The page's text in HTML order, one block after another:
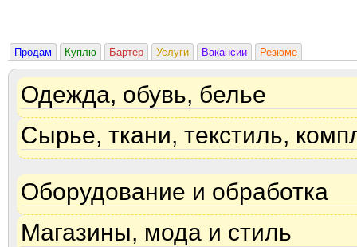
Продам Куплю Бартер Услуги Вакансии Резюме
Одежда, обувь, белье
Сырье, ткани, текстиль,
Оборудование и обработка
Магазины, мода и стиль